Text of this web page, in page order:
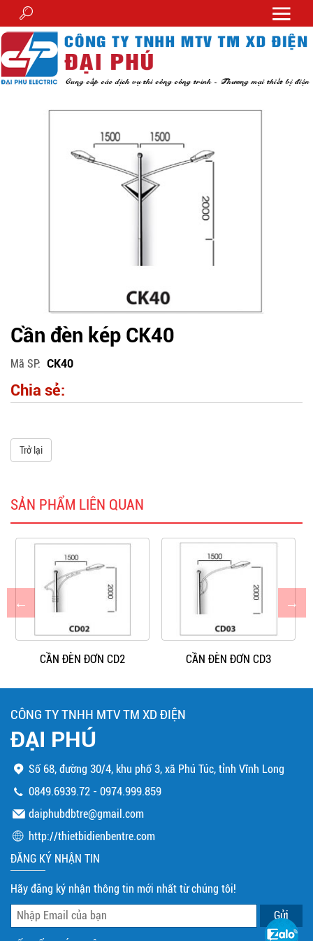
Cần đèn kép CK40
Mã SP CK40
Chia sẻ:
Trở lại
SẢN PHẨM LIÊN QUAN
CẦN ĐÈN ĐƠN CD2 CẦN ĐÈN ĐƠN CD3
CÔNG TY TNHH MTV TM XD ĐIỆN
ĐẠI PHÚ
Số 68, đường 30/4, khu phố 3, xã Phú Túc, tỉnh Vĩnh Long
0849.6939.72 -0974.999.859
daiphubdbtre@gmail.com
http://thietbidienbentre.com
ĐĂNG KÝ NHẬN TIN
Hãy đăng ký nhận thông tin mới nhất từ chúng tôi!